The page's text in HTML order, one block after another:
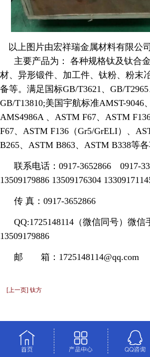
以上图片由宏祥瑞金属材料有限公
主要产品为：
各种规格钛及钛合
材、异形锻件、加工件、钛粉、粉末
备等。满足国标GB/T3621、GB/T2965
GB/T13810;美国宇航标准AMST-9046
AMS4986A 、ASTM F67、ASTM
F67、ASTM F136（Gr5/GrELI）、
B265、ASTM B863、ASTM B338等各
联系电话： 0917-3652866 0917-
13509179886 13509176304
传 真： 0917-3652866
QQ:1725148114（微信同号）微信
13509179886
邮 箱： 1725148114@qq.com
[上一页] 钛方